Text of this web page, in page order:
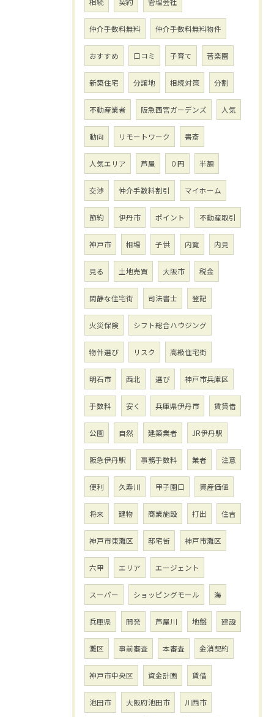
仲介手数料無料 仲介手数料無料物件
おすすめ 口コミ 子育て 苦楽園
新築住宅 分譲地 相続対策 分割
不動産業者 阪急西宮ガーデンズ 人気
動向 リモートワーク 書斎
人気エリア 芦屋 ０円 半額
交渉 仲介手数料割引 マイホーム
節約 伊丹市 ポイント 不動産取引
神戸市 相場 子供 内覧 内見
見る 土地売買 大阪市 税金
閑静な住宅街 司法書士 登記
火災保険 シフト総合ハウジング
物件選び リスク 高級住宅街
明石市 西北 選び 神戸市兵庫区
手数料 安く 兵庫県伊丹市 賃貸借
公園 自然 建築業者 JR伊丹駅
阪急伊丹駅 事務手数料 業者 注意
便利 久寿川 甲子園口 資産価値
将来 建物 商業施設 打出 住吉
神戸市東灘区 邸宅街 神戸市灘区
六甲 エリア エージェント
スーパー ショッピングモール 海
兵庫県 開発 芦屋川 地盤 建設
灘区 事前審査 本審査 金消契約
神戸市中央区 資金計画 賃借
池田市 大阪府池田市 川西市